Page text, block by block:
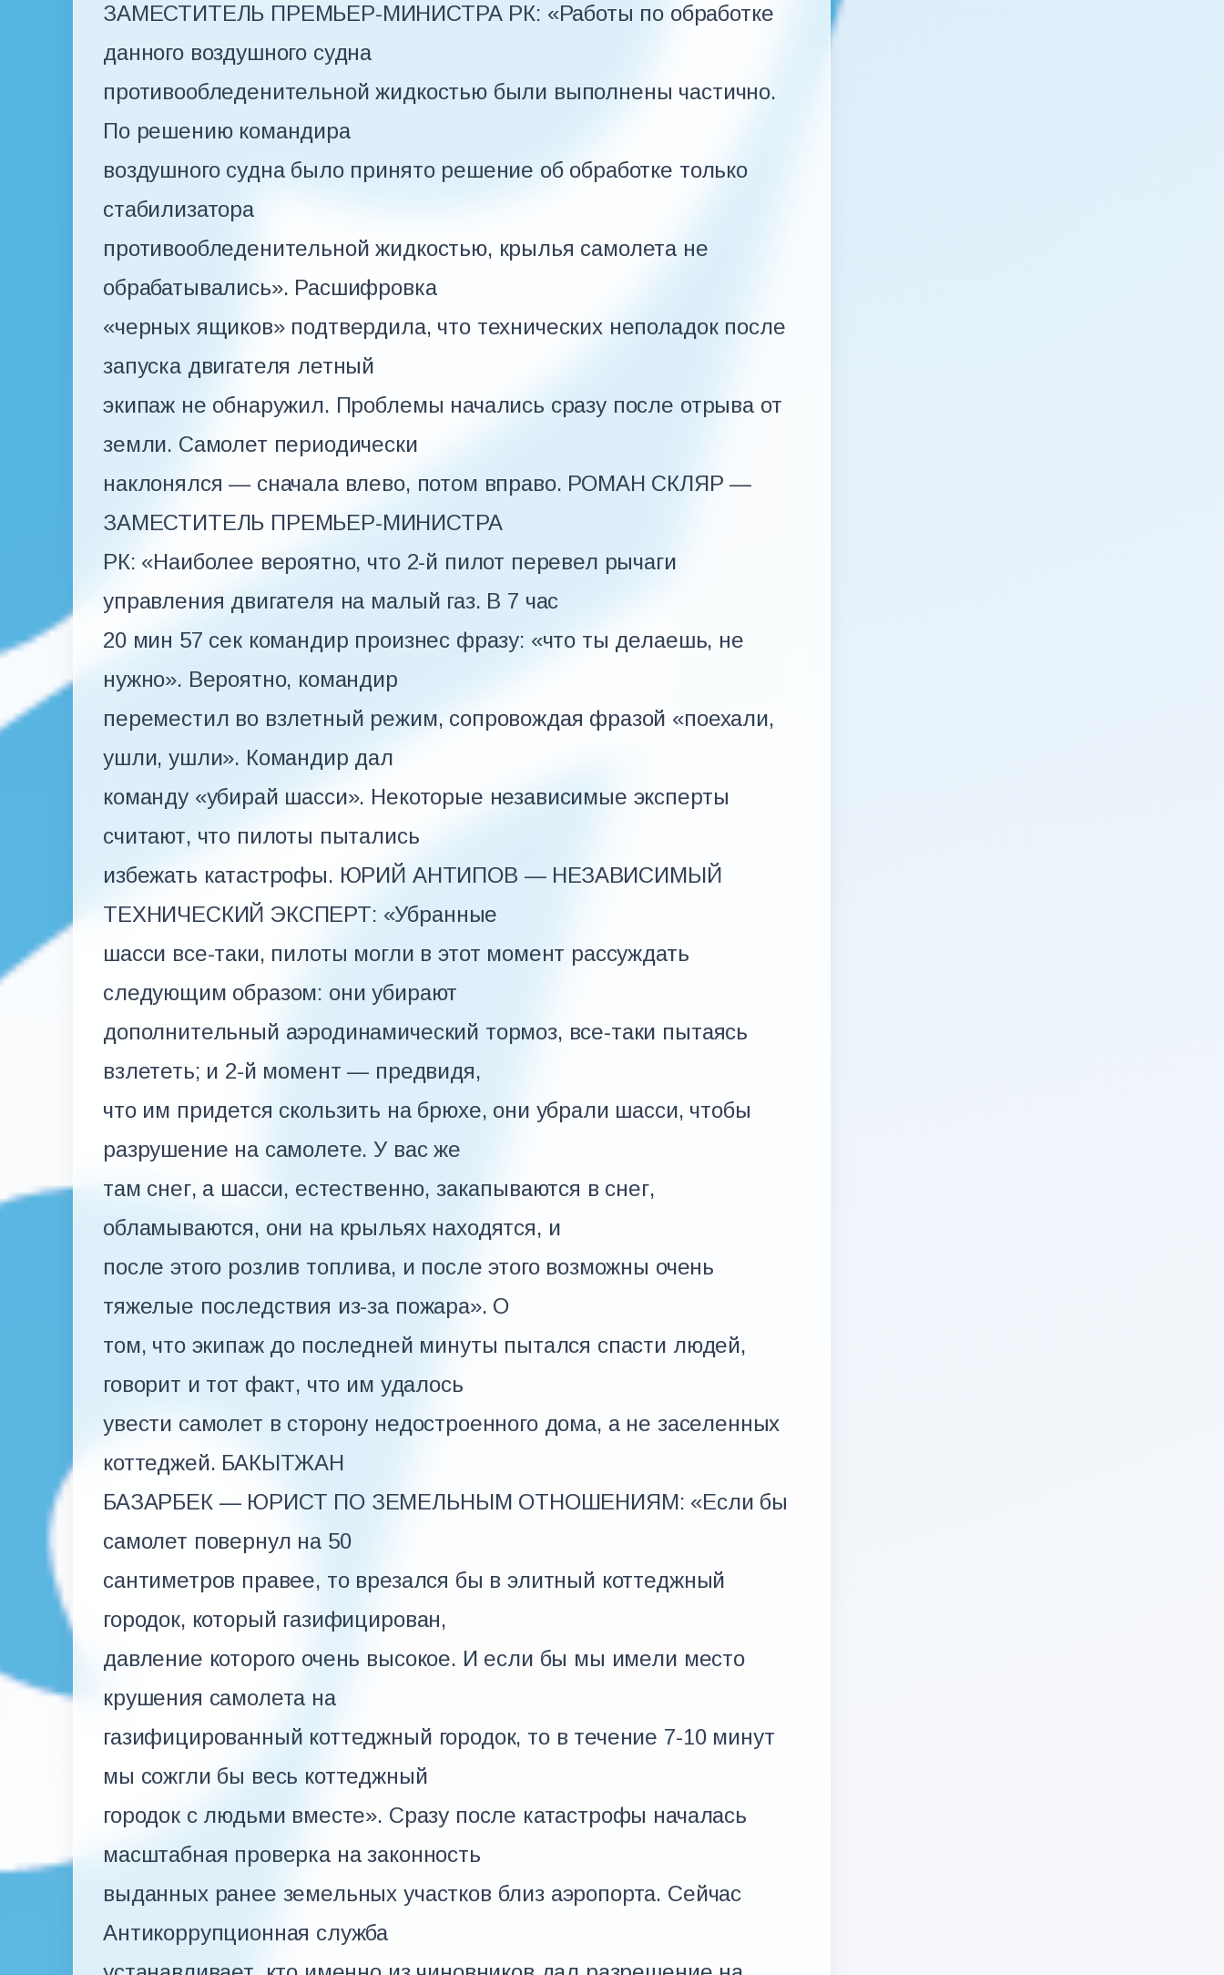
ЗАМЕСТИТЕЛЬ ПРЕМЬЕР-МИНИСТРА РК: «Работы по обработке
данного воздушного судна
противообледенительной жидкостью были выполнены частично.
По решению командира
воздушного судна было принято решение об обработке только
стабилизатора
противообледенительной жидкостью, крылья самолета не
обрабатывались». Расшифровка
«черных ящиков» подтвердила, что технических неполадок после
запуска двигателя летный
экипаж не обнаружил. Проблемы начались сразу после отрыва от
земли. Самолет периодически
наклонялся — сначала влево, потом вправо. РОМАН СКЛЯР —
ЗАМЕСТИТЕЛЬ ПРЕМЬЕР-МИНИСТРА
РК: «Наиболее вероятно, что 2-й пилот перевел рычаги
управления двигателя на малый газ. В 7 час
20 мин 57 сек командир произнес фразу: «что ты делаешь, не
нужно». Вероятно, командир
переместил во взлетный режим, сопровождая фразой «поехали,
ушли, ушли». Командир дал
команду «убирай шасси». Некоторые независимые эксперты
считают, что пилоты пытались
избежать катастрофы. ЮРИЙ АНТИПОВ — НЕЗАВИСИМЫЙ
ТЕХНИЧЕСКИЙ ЭКСПЕРТ: «Убранные
шасси все-таки, пилоты могли в этот момент рассуждать
следующим образом: они убирают
дополнительный аэродинамический тормоз, все-таки пытаясь
взлететь; и 2-й момент — предвидя,
что им придется скользить на брюхе, они убрали шасси, чтобы
разрушение на самолете. У вас же
там снег, а шасси, естественно, закапываются в снег,
обламываются, они на крыльях находятся, и
после этого розлив топлива, и после этого возможны очень
тяжелые последствия из-за пожара». О
том, что экипаж до последней минуты пытался спасти людей,
говорит и тот факт, что им удалось
увести самолет в сторону недостроенного дома, а не заселенных
коттеджей. БАКЫТЖАН
БАЗАРБЕК — ЮРИСТ ПО ЗЕМЕЛЬНЫМ ОТНОШЕНИЯМ: «Если бы
самолет повернул на 50
сантиметров правее, то врезался бы в элитный коттеджный
городок, который газифицирован,
давление которого очень высокое. И если бы мы имели место
крушения самолета на
газифицированный коттеджный городок, то в течение 7-10 минут
мы сожгли бы весь коттеджный
городок с людьми вместе». Сразу после катастрофы началась
масштабная проверка на законность
выданных ранее земельных участков близ аэропорта. Сейчас
Антикоррупционная служба